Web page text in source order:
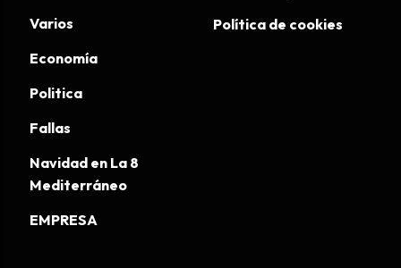
Varios
Economía
Politica
Fallas
Navidad en La 8
Mediterráneo
EMPRESA
Política de cookies